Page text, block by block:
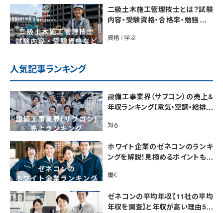
二級土木施工管理技士とは？試験
内容・受験資格・合格率・勉強法を
資格 / 学ぶ
人気記事ランキング
設備工事業界（サブコン）の売上&
年収ランキング【電気・空調・給排水
市場規模も解説
知る
ホワイト企業のゼネコンのランキ
ングを解説！見極めるポイントも紹
働く
ゼネコンの平均年収【11社の平均
年収を調査】と年収が高い理由5選